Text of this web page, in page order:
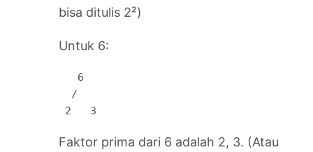
bisa ditulis 2²)
Untuk 6:
   6
  /
2   3
Faktor prima dari 6 adalah 2, 3. (Atau